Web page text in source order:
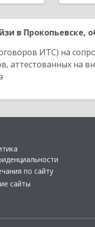
в Прокопьевске,
ИТС) на
аттестованных на
по сайту
сайты